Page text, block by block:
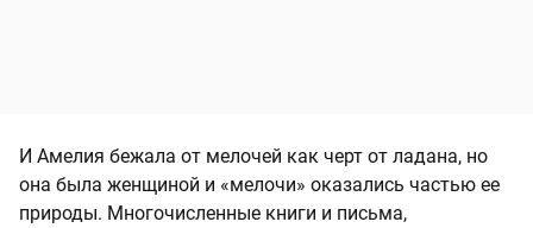
И Амелия бежала от мелочей как черт от ладана, но
она была женщиной и «мелочи» оказались частью ее
природы. Многочисленные книги и письма,